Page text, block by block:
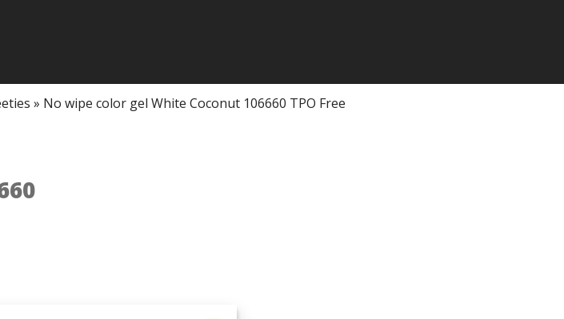
» No wipe color gel White Coconut 106660 TPO Free